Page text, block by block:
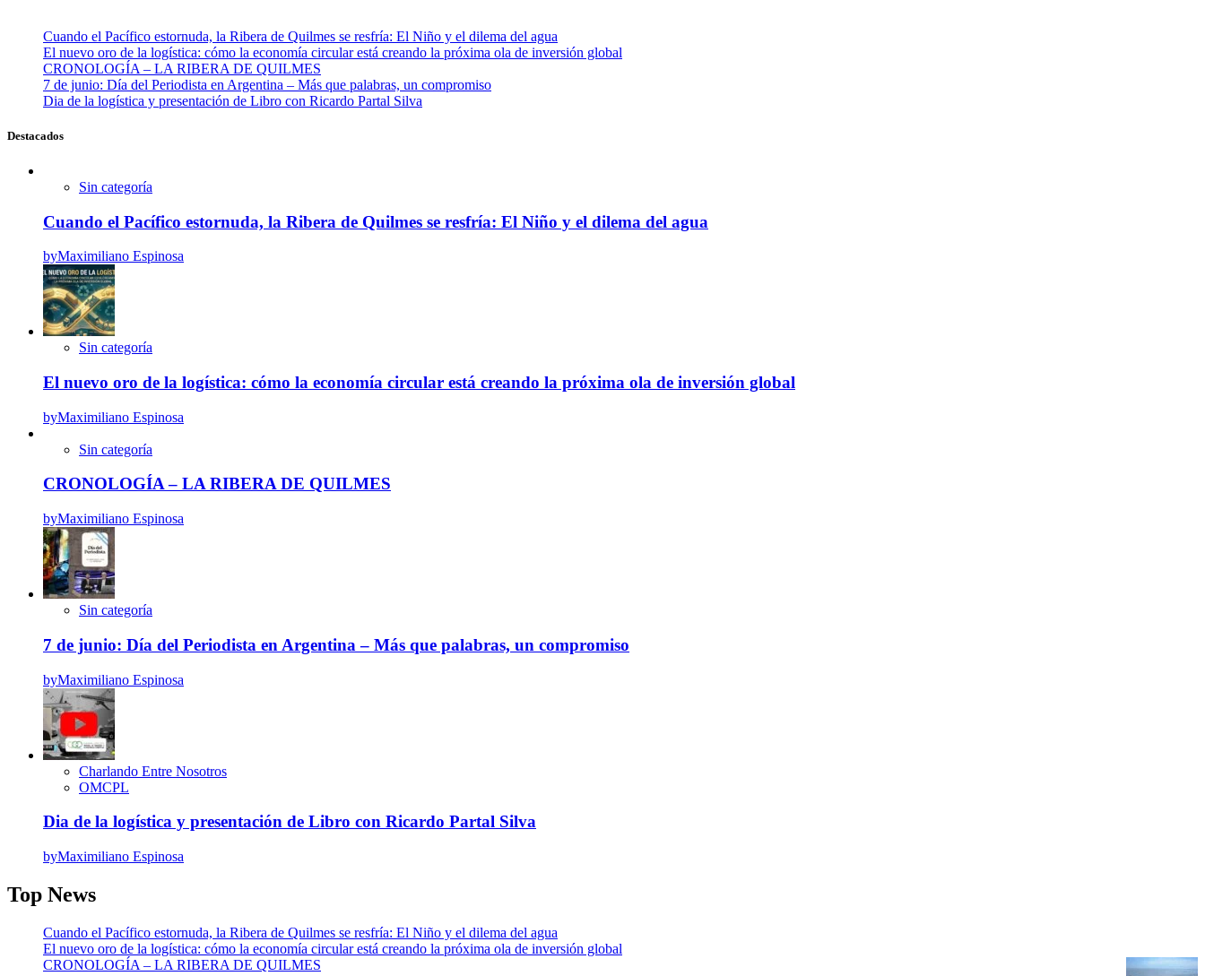
Cuando el Pacífico estornuda, la Ribera de Quilmes se resfría: El Niño y el dilema del agua
El nuevo oro de la logística: cómo la economía circular está creando la próxima ola de inversión global
CRONOLOGÍA – LA RIBERA DE QUILMES
7 de junio: Día del Periodista en Argentina – Más que palabras, un compromiso
Dia de la logística y presentación de Libro con Ricardo Partal Silva
Destacados
Sin categoría
Cuando el Pacífico estornuda, la Ribera de Quilmes se resfría: El Niño y el dilema del agua
byMaximiliano Espinosa
Sin categoría
El nuevo oro de la logística: cómo la economía circular está creando la próxima ola de inversión global
byMaximiliano Espinosa
Sin categoría
CRONOLOGÍA – LA RIBERA DE QUILMES
byMaximiliano Espinosa
Sin categoría
7 de junio: Día del Periodista en Argentina – Más que palabras, un compromiso
byMaximiliano Espinosa
Charlando Entre Nosotros
OMCPL
Dia de la logística y presentación de Libro con Ricardo Partal Silva
byMaximiliano Espinosa
Top News
Cuando el Pacífico estornuda, la Ribera de Quilmes se resfría: El Niño y el dilema del agua
El nuevo oro de la logística: cómo la economía circular está creando la próxima ola de inversión global
CRONOLOGÍA – LA RIBERA DE QUILMES